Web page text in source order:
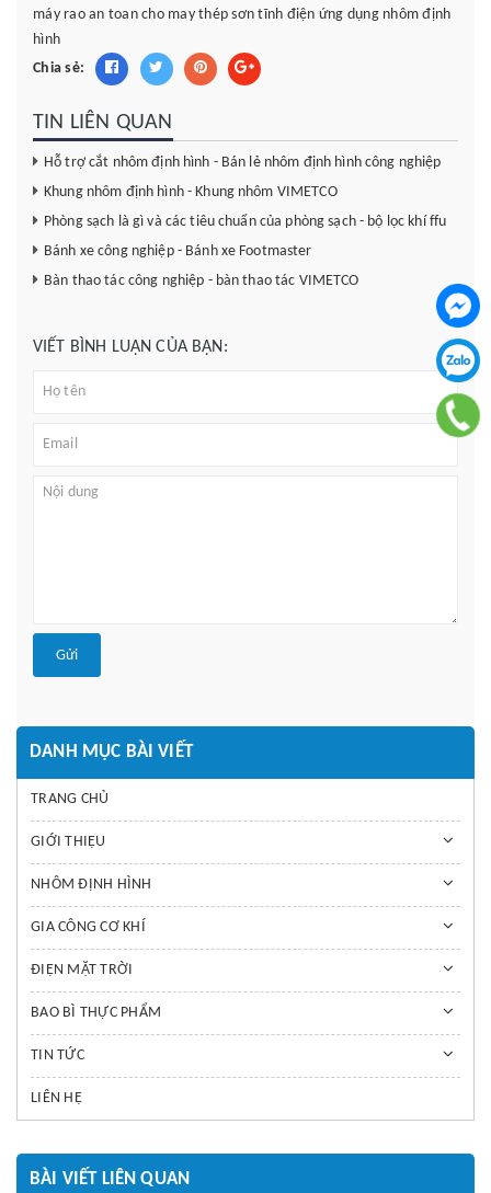
máy rao an toan cho may thép sơn tĩnh điện ứng dụng nhôm định
hình
Chia sẻ:
TIN LIÊN QUAN
Hỗ trợ cắt nhôm định hình - Bán lẻ nhôm định hình công nghiệp
Khung nhôm định hình - Khung nhôm VIMETCO
Phòng sạch là gì và các tiêu chuẩn của phòng sạch - bộ lọc khí ffu
Bánh xe công nghiệp - Bánh xe Footmaster
Bàn thao tác công nghiệp - bàn thao tác VIMETCO
VIẾT BÌNH LUẬN CỦA BẠN:
Gửi
DANH MỤC BÀI VIẾT
TRANG CHỦ
GIỚI THIỆU
NHÔM ĐỊNH HÌNH
GIA CÔNG CƠ KHÍ
ĐIỆN MẶT TRỜI
BAO BÌ THỰC PHẨM
TIN TỨC
LIÊN HỆ
BÀI VIẾT LIÊN QUAN